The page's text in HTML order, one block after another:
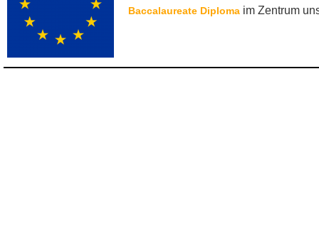
Baccalaureate Diploma im Zentrum